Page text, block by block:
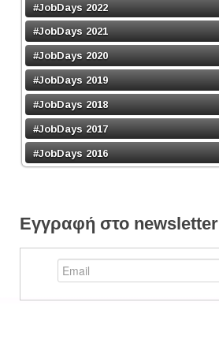
#JobDays 2022
#JobDays 2021
#JobDays 2020
#JobDays 2019
#JobDays 2018
#JobDays 2017
#JobDays 2016
Εγγραφή στο newsletter